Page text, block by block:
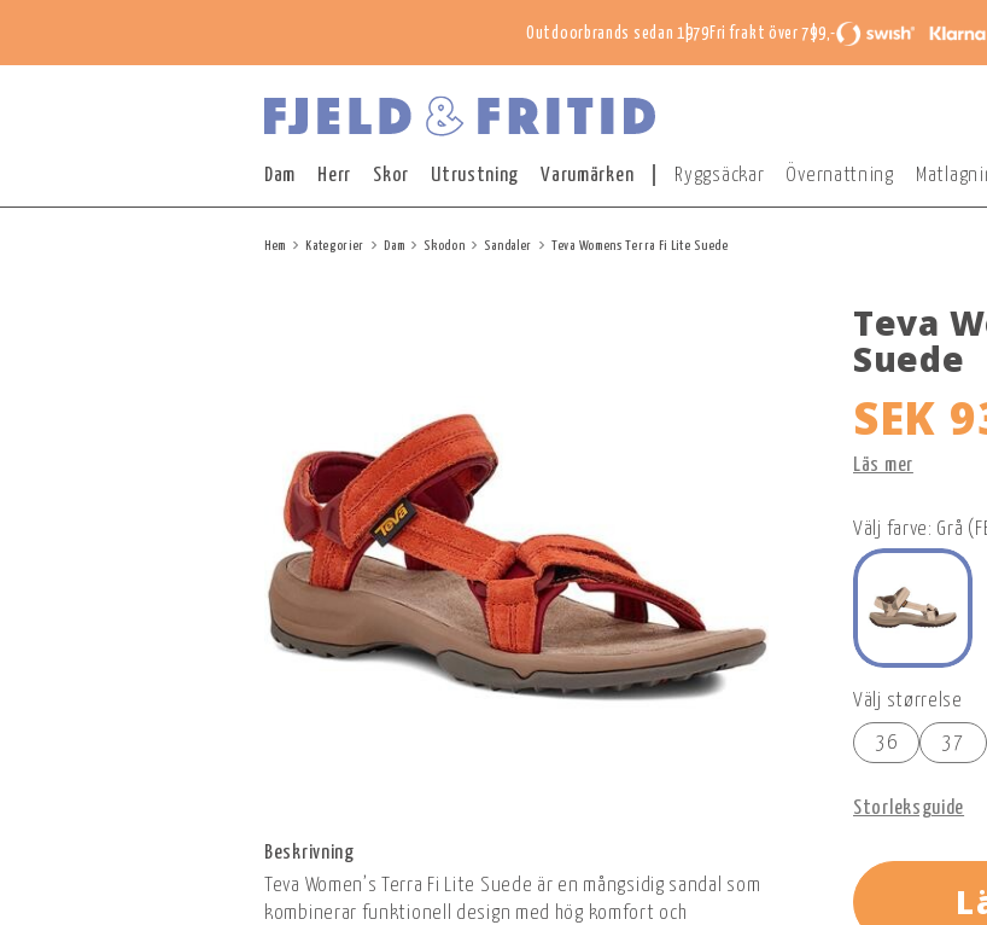
Outdoorbrands sedan 1979 Fri frakt över 799,-
Dam Herr Skor Utrustning Varumärken Ryggsäckar Övernattning
Hem Kategorier Dam Skodon Sandaler Teva Womens Terra Fi Lite Suede
Beskrivning
Teva Women’s Terra Fi Lite Suede är en mångsidig sandal som
kombinerar funktionell design med hög komfort och
Teva
Suede
SEK
Läs mer
Välj farve: Grå
Välj størrelse
36 37
Storleksguide